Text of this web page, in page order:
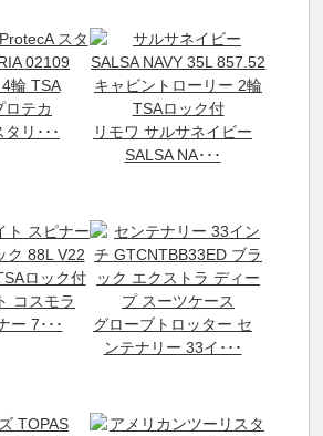
ロテカ
タリ･･･
リモワ サルサネイビー
SALSA NA･･･
コスモラ
ー 7･･･
グローブトロッター セ
ンテナリー 33イ･･･